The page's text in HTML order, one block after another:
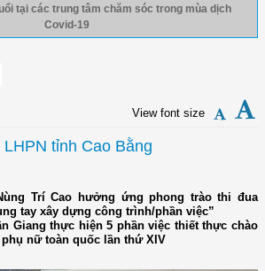
tại các trung tâm chăm sóc trong mùa dịch
Covid-19
View font size
tỉnh Cao Bằng
Trí Cao hưởng ứng phong trào thi đua
tay xây dựng công trình/phần việc”
Giang thực hiện 5 phần việc thiết thực chào
nữ toàn quốc lần thứ XIV